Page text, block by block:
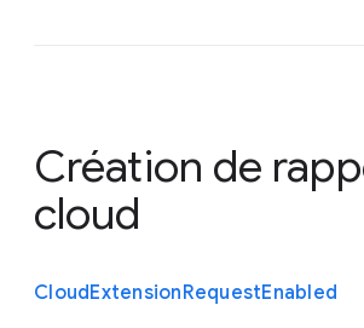
Création de
cloud
CloudExtensionRequestEnabled